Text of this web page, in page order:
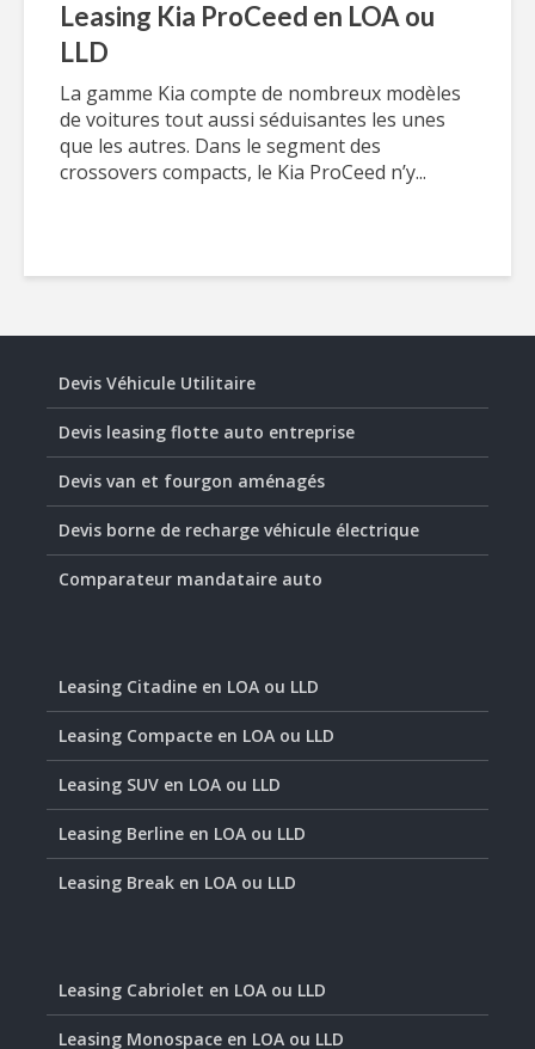
Leasing Kia ProCeed en LOA ou
LLD
La gamme Kia compte de nombreux modèles
de voitures tout aussi séduisantes les unes
que les autres. Dans le segment des
crossovers compacts, le Kia ProCeed n’y...
Devis Véhicule Utilitaire
Devis leasing flotte auto entreprise
Devis van et fourgon aménagés
Devis borne de recharge véhicule électrique
Comparateur mandataire auto
Leasing Citadine en LOA ou LLD
Leasing Compacte en LOA ou LLD
Leasing SUV en LOA ou LLD
Leasing Berline en LOA ou LLD
Leasing Break en LOA ou LLD
Leasing Cabriolet en LOA ou LLD
Leasing Monospace en LOA ou LLD